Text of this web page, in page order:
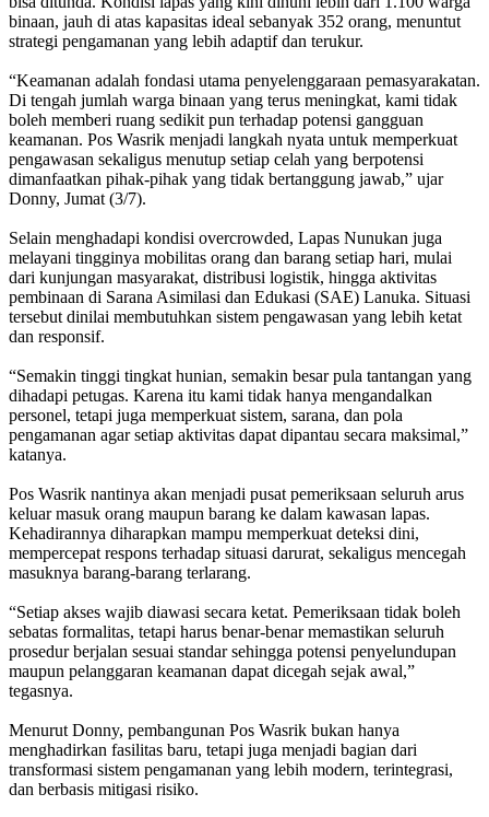
binaan, jauh di atas kapasitas ideal sebanyak 352 orang, menuntut
strategi pengamanan yang lebih adaptif dan terukur.
“Keamanan adalah fondasi utama penyelenggaraan pemasyarakatan.
Di tengah jumlah warga binaan yang terus meningkat, kami tidak
boleh memberi ruang sedikit pun terhadap potensi gangguan
keamanan. Pos Wasrik menjadi langkah nyata untuk memperkuat
pengawasan sekaligus menutup setiap celah yang berpotensi
dimanfaatkan pihak-pihak yang tidak bertanggung jawab,” ujar
Donny, Jumat (3/7).
Selain menghadapi kondisi overcrowded, Lapas Nunukan juga
melayani tingginya mobilitas orang dan barang setiap hari, mulai
dari kunjungan masyarakat, distribusi logistik, hingga aktivitas
pembinaan di Sarana Asimilasi dan Edukasi (SAE) Lanuka. Situasi
tersebut dinilai membutuhkan sistem pengawasan yang lebih ketat
dan responsif.
“Semakin tinggi tingkat hunian, semakin besar pula tantangan yang
dihadapi petugas. Karena itu kami tidak hanya mengandalkan
personel, tetapi juga memperkuat sistem, sarana, dan pola
pengamanan agar setiap aktivitas dapat dipantau secara maksimal,”
katanya.
Pos Wasrik nantinya akan menjadi pusat pemeriksaan seluruh arus
keluar masuk orang maupun barang ke dalam kawasan lapas.
Kehadirannya diharapkan mampu memperkuat deteksi dini,
mempercepat respons terhadap situasi darurat, sekaligus mencegah
masuknya barang-barang terlarang.
“Setiap akses wajib diawasi secara ketat. Pemeriksaan tidak boleh
sebatas formalitas, tetapi harus benar-benar memastikan seluruh
prosedur berjalan sesuai standar sehingga potensi penyelundupan
maupun pelanggaran keamanan dapat dicegah sejak awal,”
tegasnya.
Menurut Donny, pembangunan Pos Wasrik bukan hanya
menghadirkan fasilitas baru, tetapi juga menjadi bagian dari
transformasi sistem pengamanan yang lebih modern, terintegrasi,
dan berbasis mitigasi risiko.